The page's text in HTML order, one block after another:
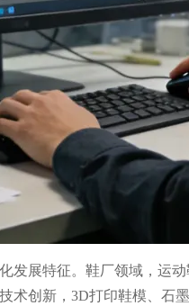
发展特征。鞋厂领域，运
术创新，3D打印鞋模、